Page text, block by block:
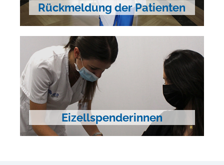
Rückmeldung der Patienten
Eizellspenderinnen